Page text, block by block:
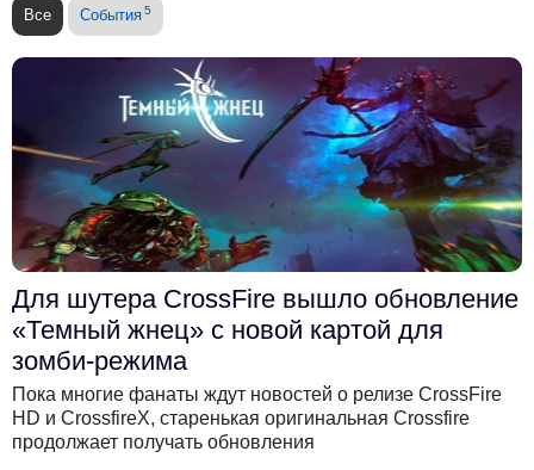
Все События5
Для шутера CrossFire вышло обновление
«Темный жнец» с новой картой для
зомби-режима
Пока многие фанаты ждут новостей о релизе CrossFire
HD и CrossfireX, старенькая оригинальная Crossfire
продолжает получать обновления